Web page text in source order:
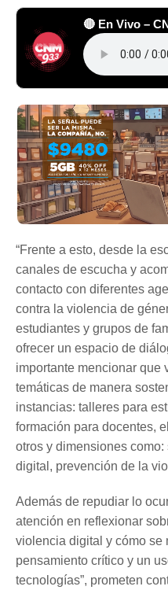
🔴 En Vivo –
“Frente a esto, desde la
canales de escucha y
contacto con diferentes
contra la violencia de
estudiantes y grupos de
ofrecer un espacio de
importante mencionar que
temáticas de manera
instancias: talleres para
formación para docentes,
otros y dimensiones
digital, prevención de la
Además de repudiar lo
atención en reflexionar
violencia digital y cómo se
pensamiento crítico y un
tecnologías”, prometen